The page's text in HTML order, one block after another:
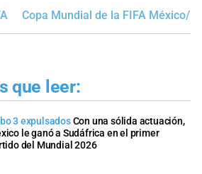
Copa Mundial de la FIFA México/
que leer:
3 expulsadosCon una sólida actuación,
le ganó a Sudáfrica en el primer
del Mundial 2026